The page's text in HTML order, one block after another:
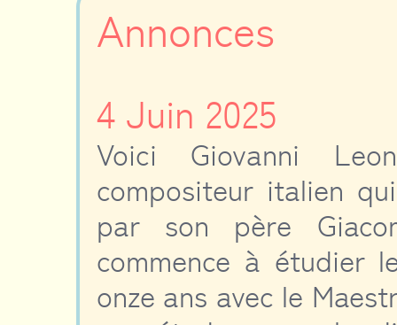
Annonces
4 Juin 2025
Voici Giovanni
compositeur italien
par son père
commence à étudier
onze ans avec le